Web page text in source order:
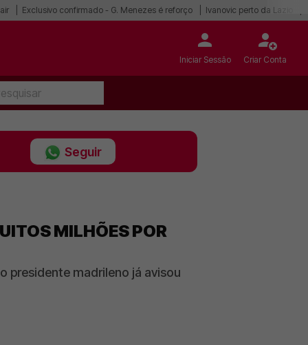
Exclusivo confirmado - G. Menezes é reforço Ivanovic perto da Lazio
Iniciar Sessão Criar Conta
Seguir
MILHÕES POR
presidente madrileno já avisou